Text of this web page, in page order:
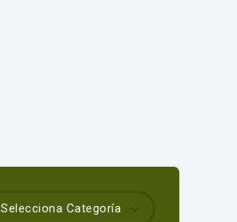
Selecciona Categoría